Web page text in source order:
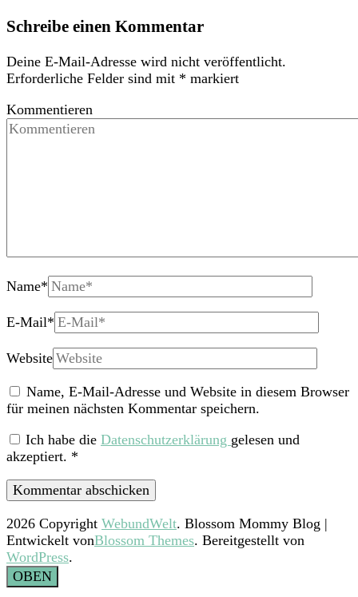
Schreibe einen Kommentar
Deine E-Mail-Adresse wird nicht veröffentlicht.
Erforderliche Felder sind mit * markiert
Kommentieren
Name*
E-Mail*
Website
Name, E-Mail-Adresse und Website in diesem Browser
für meinen nächsten Kommentar speichern.
Ich habe die Datenschutzerklärung gelesen und
akzeptiert. *
2026 Copyright WebundWelt. Blossom Mommy Blog |
Entwickelt vonBlossom Themes. Bereitgestellt von
WordPress.
OBEN